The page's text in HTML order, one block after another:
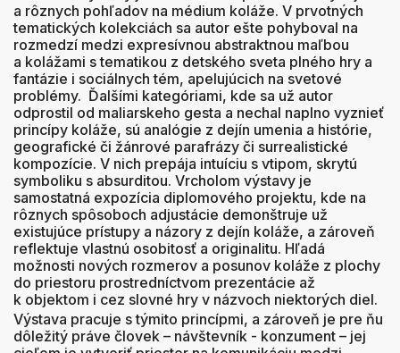
a rôznych pohľadov na médium koláže. V prvotných
tematických kolekciách sa autor ešte pohyboval na
rozmedzí medzi expresívnou abstraktnou maľbou
a kolážami s tematikou z detského sveta plného hry a
fantázie i sociálnych tém, apelujúcich na svetové
problémy. Ďalšími kategóriami, kde sa už autor
odprostil od maliarskeho gesta a nechal naplno vyznieť
princípy koláže, sú analógie z dejín umenia a histórie,
geografické či žánrové parafrázy či surrealistické
kompozície. V nich prepája intuíciu s vtipom, skrytú
symboliku s absurditou. Vrcholom výstavy je
samostatná expozícia diplomového projektu, kde na
rôznych spôsoboch adjustácie demonštruje už
existujúce prístupy a názory z dejín koláže, a zároveň
reflektuje vlastnú osobitosť a originalitu. Hľadá
možnosti nových rozmerov a posunov koláže z plochy
do priestoru prostredníctvom prezentácie až
k objektom i cez slovné hry v názvoch niektorých diel.
Výstava pracuje s týmito princípmi, a zároveň je pre ňu
dôležitý práve človek – návštevník - konzument – jej